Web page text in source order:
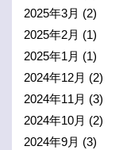
2025年3月 (2)
2025年2月 (1)
2025年1月 (1)
2024年12月 (2)
2024年11月 (3)
2024年10月 (2)
2024年9月 (3)